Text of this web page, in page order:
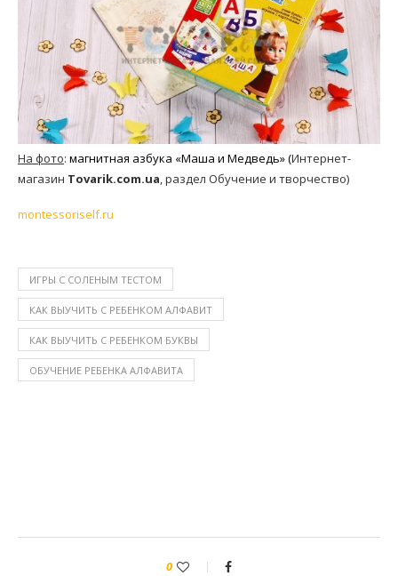
На фото: магнитная азбука «Маша и Медведь» (Интернет-
магазин Tovarik.com.ua, раздел Обучение и творчество)
montessoriself.ru
ИГРЫ С СОЛЕНЫМ ТЕСТОМ
КАК ВЫУЧИТЬ С РЕБЕНКОМ АЛФАВИТ
КАК ВЫУЧИТЬ С РЕБЕНКОМ БУКВЫ
ОБУЧЕНИЕ РЕБЕНКА АЛФАВИТА
0